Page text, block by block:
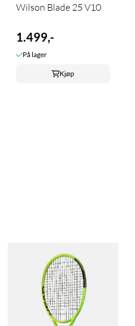
Wilson Blade 25 V10
1.499,-
På lager
Kjøp